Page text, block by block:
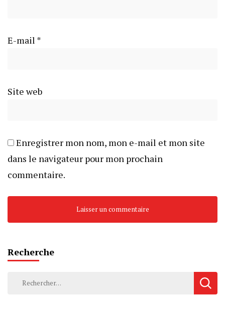
E-mail *
Site web
Enregistrer mon nom, mon e-mail et mon site
dans le navigateur pour mon prochain
commentaire.
Recherche